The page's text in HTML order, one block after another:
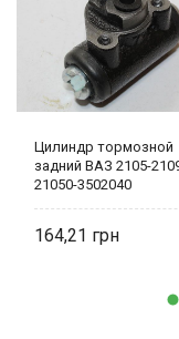
Цилиндр тормозной
задний ВАЗ 2105-
21050-3502040
164,21